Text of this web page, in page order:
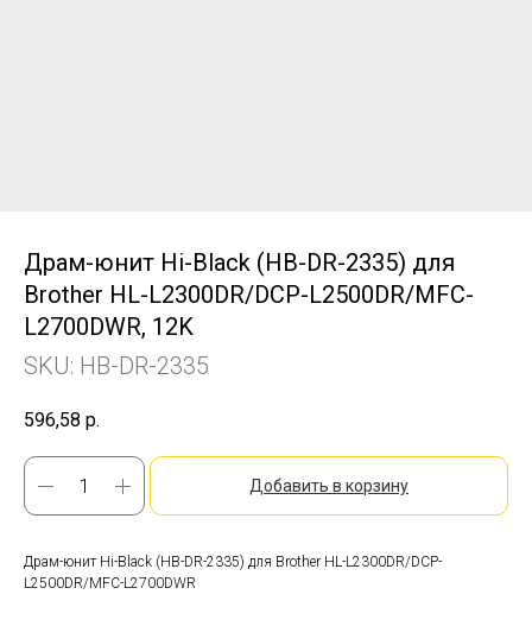
Драм-юнит Hi-Black (HB-DR-2335) для
Brother HL-L2300DR/DCP-L2500DR/MFC-
L2700DWR, 12K
SKU: HB-DR-2335
596,58 р.
Добавить в корзину
Драм-юнит Hi-Black (HB-DR-2335) для Brother HL-L2300DR/DCP-
L2500DR/MFC-L2700DWR